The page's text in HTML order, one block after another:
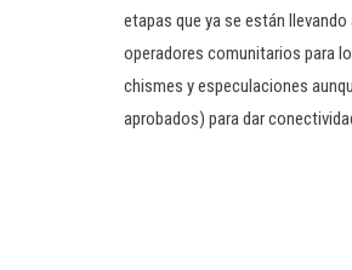
etapas que ya se están
operadores comunitarios para
chismes y especulaciones
aprobados) para dar